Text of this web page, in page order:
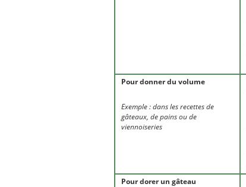
Pour donner du volume
Exemple : dans les recettes de
gâteaux, de pains ou de
viennoiseries
Pour dorer un gâteau